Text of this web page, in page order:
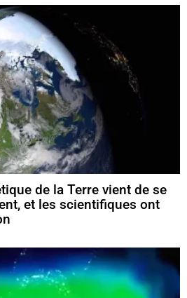
de la Terre vient de se
et les scientifiques ont